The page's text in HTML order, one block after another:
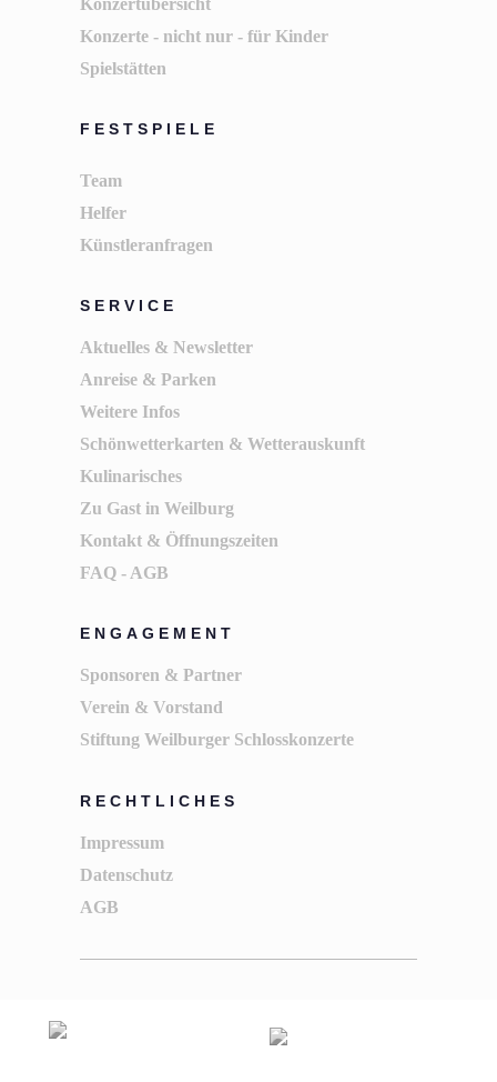
Konzertübersicht
Konzerte - nicht nur - für Kinder
Spielstätten
FESTSPIELE
Team
Helfer
Künstleranfragen
SERVICE
Aktuelles & Newsletter
Anreise & Parken
Weitere Infos
Schönwetterkarten & Wetterauskunft
Kulinarisches
Zu Gast in Weilburg
Kontakt & Öffnungszeiten
FAQ - AGB
ENGAGEMENT
Sponsoren & Partner
Verein & Vorstand
Stiftung Weilburger Schlosskonzerte
RECHTLICHES
Impressum
Datenschutz
AGB